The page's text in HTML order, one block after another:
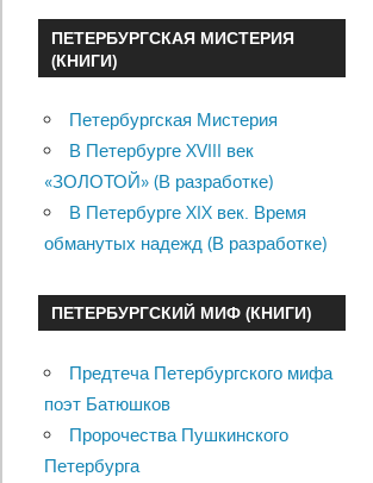
ПЕТЕРБУРГСКАЯ МИСТЕРИЯ
(КНИГИ)
Петербургская Мистерия
В Петербурге XVIII век
«ЗОЛОТОЙ» (В разработке)
В Петербурге XIX век. Время
обманутых надежд (В разработке)
ПЕТЕРБУРГСКИЙ МИФ (КНИГИ)
Предтеча Петербургского мифа
поэт Батюшков
Пророчества Пушкинского
Петербурга